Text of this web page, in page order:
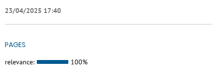
23/04/2025 17:40
PAGES
relevance: 100%